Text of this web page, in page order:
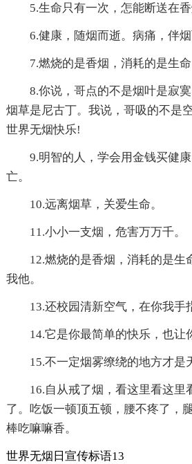
5.生命只有一次，怎能断送在香
6.健康，随烟而逝。病痛，伴烟
7.燃烧的是香烟，消耗的是生命
8.你说，哥点的不是烟叶是寂
烟草是尼古丁。我说，哥吸的不是
世界无烟快乐!
9.明智的人，学会用金钱买健
亡。
10.远离烟草，关爱生命。
11.小小一支烟，危害万万千。
12.燃烧的是香烟，消耗的是生
我他。
13.还校园清新空气，在你我手
14.它是你最简单的快乐，也让
15.不一定烟雾缭绕的地方才是
16.自从戒了烟，看这里看这里
了。吃饭一顿顶五顿，腰不疼了，
棒吃嘛嘛香。
世界无烟日宣传标语13